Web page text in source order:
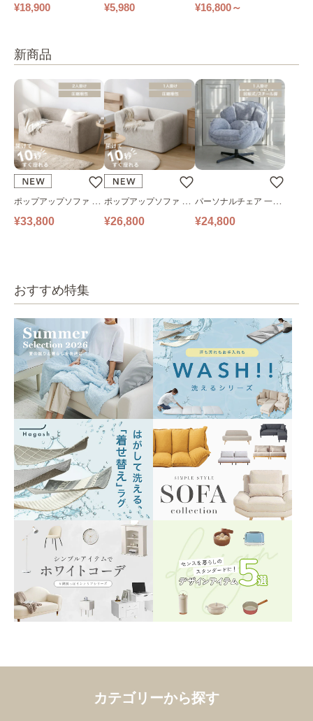
ルタル調 アクセントテ
¥18,900
アンウッドテレビ台 IW
¥5,980
台SLTS-1190全2色
¥16,800～
新商品
ポップアップソファ ソ
ファ フロアソファ 幅14
¥33,800
ポップアップソファ ソ
ファ フロアソファ 幅10
¥26,800
パーソナルチェア 一人
掛けソファ O’HANA ソ
¥24,800
おすすめ特集
カテゴリーから探す